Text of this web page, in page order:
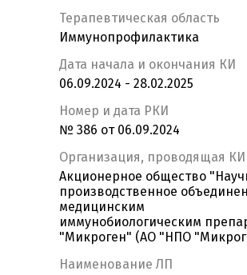
Терапевтическая область
Иммунопрофилактика
Дата начала и окончания КИ
06.09.2024 - 28.02.2025
Номер и дата РКИ
№ 386 от 06.09.2024
Организация, проводящая КИ
Акционерное общество
производственное
медицинским
иммунобиологическим
"Микроген" (АО "НПО
Наименование ЛП